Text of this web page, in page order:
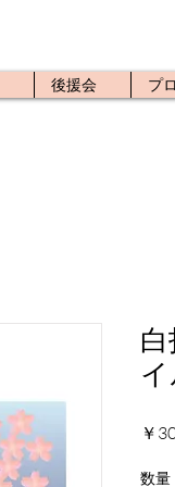
後援会 プ
￥
数量